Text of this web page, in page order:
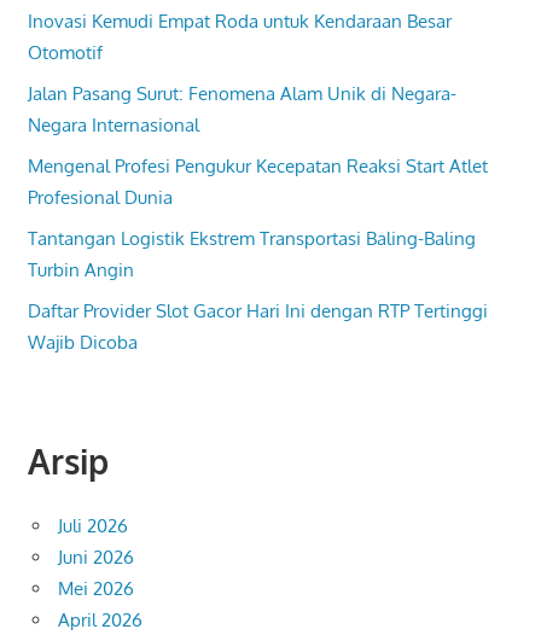
Inovasi Kemudi Empat Roda untuk Kendaraan Besar
Otomotif
Jalan Pasang Surut: Fenomena Alam Unik di Negara-
Negara Internasional
Mengenal Profesi Pengukur Kecepatan Reaksi Start Atlet
Profesional Dunia
Tantangan Logistik Ekstrem Transportasi Baling-Baling
Turbin Angin
Daftar Provider Slot Gacor Hari Ini dengan RTP Tertinggi
Wajib Dicoba
Arsip
Juli 2026
Juni 2026
Mei 2026
April 2026